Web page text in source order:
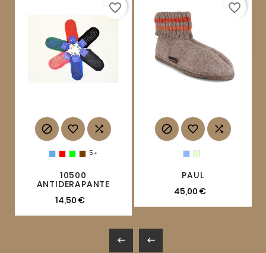
  
5 
10500
ANTIDERAPANTE
14,50 €
favorite_border
  
PAUL
45,00 €
favorite_border
 